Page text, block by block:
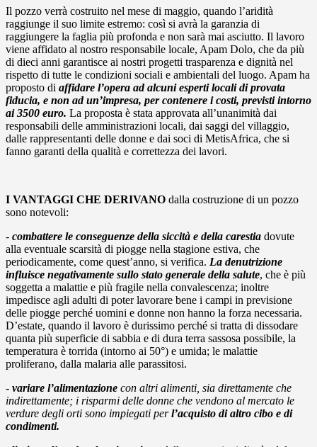
Il pozzo verrà costruito nel mese di maggio, quando l’aridità
raggiunge il suo limite estremo: così si avrà la garanzia di
raggiungere la faglia più profonda e non sarà mai asciutto. Il lavoro
viene affidato al nostro responsabile locale, Apam Dolo, che da più
di dieci anni garantisce ai nostri progetti trasparenza e dignità nel
rispetto di tutte le condizioni sociali e ambientali del luogo. Apam ha
proposto di affidare l’opera ad alcuni esperti locali di provata
fiducia, e non ad un’impresa, per contenere i costi, previsti intorno
ai 3500 euro. La proposta è stata approvata all’unanimità dai
responsabili delle amministrazioni locali, dai saggi del villaggio,
dalle rappresentanti delle donne e dai soci di MetisAfrica, che si
fanno garanti della qualità e correttezza dei lavori.
I VANTAGGI CHE DERIVANO dalla costruzione di un pozzo
sono notevoli:
- combattere le conseguenze della siccità e della carestia dovute
alla eventuale scarsità di piogge nella stagione estiva, che
periodicamente, come quest’anno, si verifica. La denutrizione
influisce negativamente sullo stato generale della salute, che è più
soggetta a malattie e più fragile nella convalescenza; inoltre
impedisce agli adulti di poter lavorare bene i campi in previsione
delle piogge perché uomini e donne non hanno la forza necessaria.
D’estate, quando il lavoro è durissimo perché si tratta di dissodare
quanta più superficie di sabbia e di dura terra sassosa possibile, la
temperatura è torrida (intorno ai 50°) e umida; le malattie
proliferano, dalla malaria alle parassitosi.
- variare l’alimentazione con altri alimenti, sia direttamente che
indirettamente; i risparmi delle donne che vendono al mercato le
verdure degli orti sono impiegati perl’acquisto di altro cibo e di
condimenti.